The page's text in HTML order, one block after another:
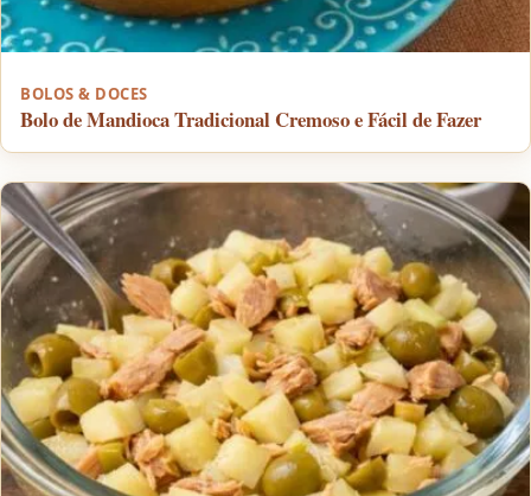
BOLOS & DOCES
Bolo de Mandioca Tradicional Cremoso e Fácil de Fazer